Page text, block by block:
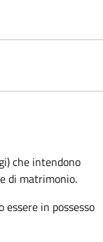
che intendono
di matrimonio.
essere in possesso